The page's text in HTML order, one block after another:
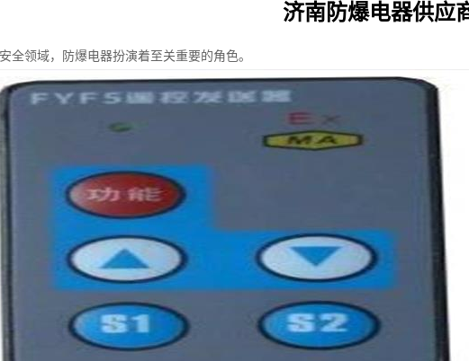
济南防爆电器供应
全领域，防爆电器扮演着至关重要的角色。